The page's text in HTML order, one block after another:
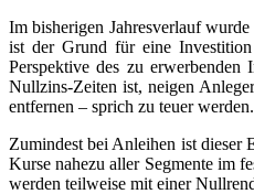
Im bisherigen Jahresverlauf
ist der Grund für eine
Perspektive des zu
Nullzins-Zeiten ist, neigen
entfernen – sprich zu teuer werden.
Zumindest bei Anleihen ist dieser
Kurse nahezu aller Segmente im
werden teilweise mit einer